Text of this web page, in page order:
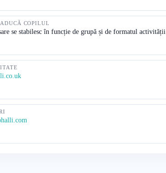
COPILUL
se stabilesc în funcție de grupă și de formatul activității